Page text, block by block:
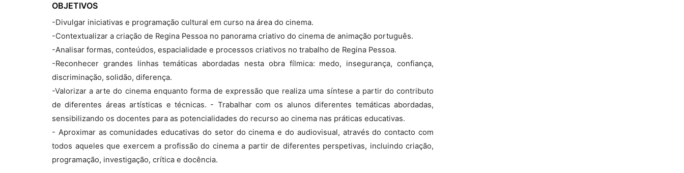
OBJETIVOS
-Divulgar iniciativas e programação cultural em curso na área do cinema.
-Contextualizar a criação de Regina Pessoa no panorama criativo do cinema de animação português.
-Analisar formas, conteúdos, espacialidade e processos criativos no trabalho de Regina Pessoa.
-Reconhecer grandes linhas temáticas abordadas nesta obra fílmica: medo, insegurança, confiança,
discriminação, solidão, diferença.
-Valorizar a arte do cinema enquanto forma de expressão que realiza uma síntese a partir do contributo
de diferentes áreas artísticas e técnicas. - Trabalhar com os alunos diferentes temáticas abordadas,
sensibilizando os docentes para as potencialidades do recurso ao cinema nas práticas educativas.
- Aproximar as comunidades educativas do setor do cinema e do audiovisual, através do contacto com
todos aqueles que exercem a profissão do cinema a partir de diferentes perspetivas, incluindo criação,
programação, investigação, crítica e docência.